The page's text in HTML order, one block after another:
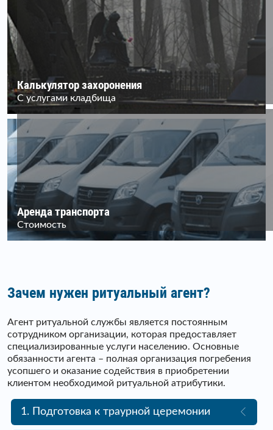
Калькулятор захоронения
С услугами кладбища
Аренда транспорта
Стоимость
Зачем нужен ритуальный агент?
Агент ритуальной службы является постоянным
сотрудником организации, которая предоставляет
специализированные услуги населению. Основные
обязанности агента – полная организация погребения
усопшего и оказание содействия в приобретении
клиентом необходимой ритуальной атрибутики.
1. Подготовка к траурной церемонии